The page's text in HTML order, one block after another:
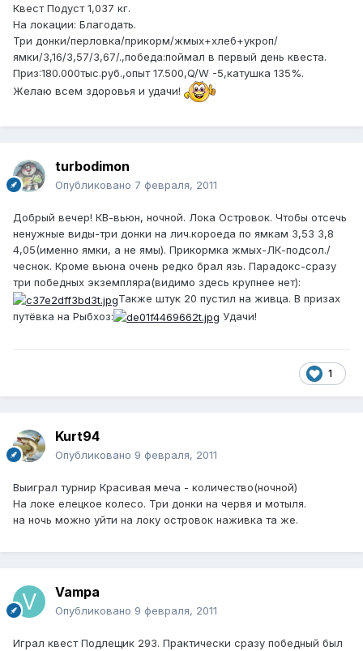
Квест Подуст 1,037 кг.
На локации: Благодать.
Три донки/перловка/прикорм/жмых+хлеб+укроп/
ямки/3,16/3,57/3,67/.,победа:поймал в первый день квеста.
Приз:180.000тыс.руб.,опыт 17.500,Q/W -5,катушка 135%.
Желаю всем здоровья и удачи!
turbodimon
Опубликовано 7 февраля, 2011
Добрый вечер! КВ-вьюн, ночной. Лока Островок. Чтобы отсечь
ненужные виды-три донки на лич.короеда по ямкам 3,53 3,8
4,05(именно ямки, а не ямы). Прикормка жмых-ЛК-подсол./
чеснок. Кроме вьюна очень редко брал язь. Парадокс-сразу
три победных экземпляра(видимо здесь крупнее нет):
Также штук 20 пустил на живца. В призах
путёвка на Рыбхоз:
Удачи!
1
Kurt94
Опубликовано 9 февраля, 2011
Выиграл турнир Красивая меча - количество(ночной)
На локе елецкое колесо. Три донки на червя и мотыля.
на ночь можно уйти на локу островок наживка та же.
Vampa
Опубликовано 9 февраля, 2011
Играл квест Подлещик 293. Практически сразу победный был